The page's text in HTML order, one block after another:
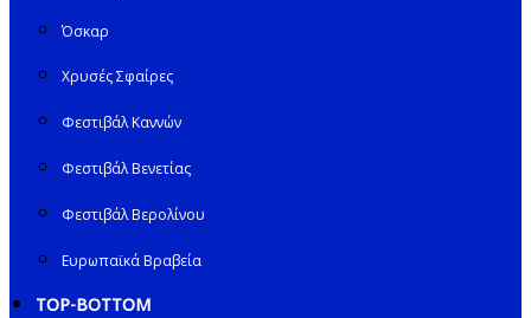
Όσκαρ
Χρυσές Σφαίρες
Φεστιβάλ Καννών
Φεστιβάλ Βενετίας
Φεστιβάλ Βερολίνου
Ευρωπαϊκά Βραβεία
TOP-BOTTOM